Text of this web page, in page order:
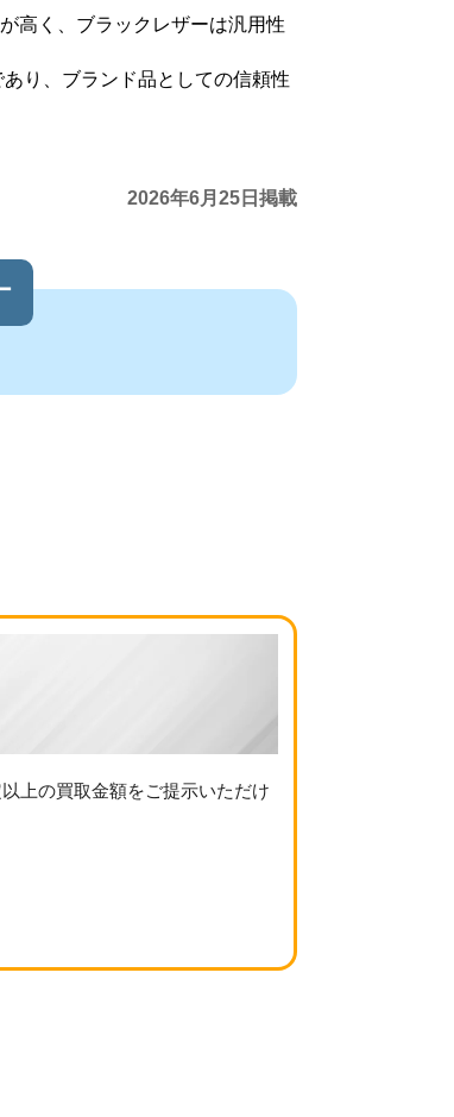
高く、ブラックレザーは汎用性
り、ブランド品としての信頼性
2026年6月25日掲載
上の買取金額をご提示いただけ